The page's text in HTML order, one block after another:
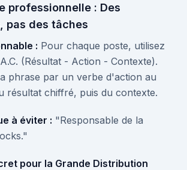
professionnelle : Des
pas des tâches
: Pour chaque poste, utilisez
(Résultat - Action - Contexte).
phrase par un verbe d'action au
résultat chiffré, puis du contexte.
à éviter : "Responsable de la
pour la Grande Distribution